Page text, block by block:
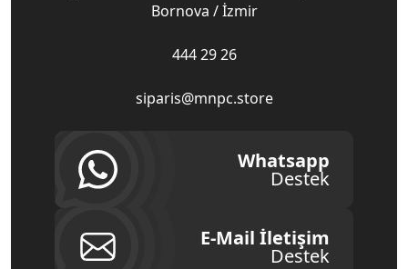
Bornova / İzmir
444 29 26
siparis@mnpc.store
Whatsapp
Destek
E-Mail İletişim
Destek